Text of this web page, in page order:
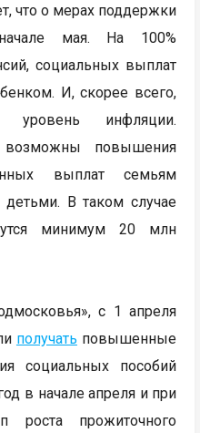
что о мерах поддержки
мая. На 100%
социальных выплат
И, скорее всего,
уровень инфляции.
повышения
выплат семьям
В таком случае
минимум 20 млн
с 1 апреля
получать повышенные
социальных пособий
в начале апреля и при
роста прожиточного